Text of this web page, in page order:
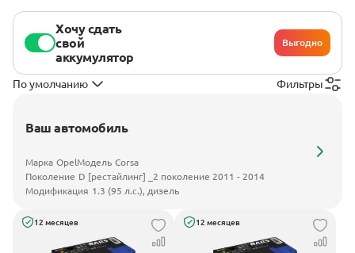
Хочу сдать
свой
аккумулятор
Выгодно
По умолчанию Фильтры
Ваш автомобиль
Марка OpelМодель Corsa
Поколение D [рестайлинг] _2 поколение 2011 - 2014
Модификация 1.3 (95 л.с.), дизель
12 месяцев 12 месяцев